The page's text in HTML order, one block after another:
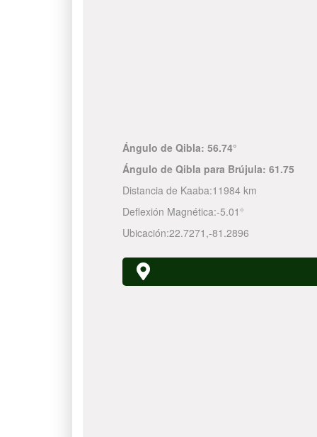
Ángulo de Qibla: 56.74°
Ángulo de Qibla para Brújula: 61.75
Distancia de Kaaba:11984 km
Deflexión Magnética:-5.01°
Ubicación:22.7271 ,-81.2896